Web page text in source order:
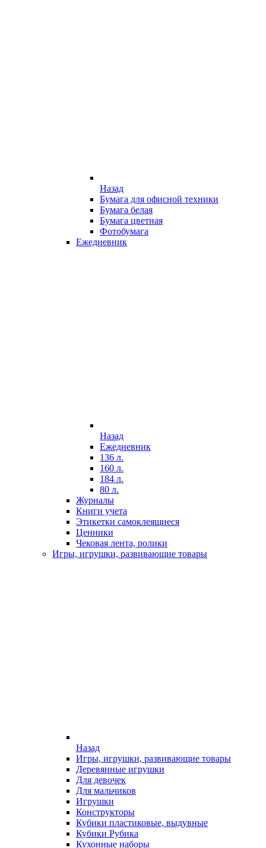
Назад
Бумага для офисной техники
Бумага белая
Бумага цветная
Фотобумага
Ежедневник
Назад
Ежедневник
136 л.
160 л.
184 л.
80 л.
Журналы
Книги учета
Этикетки самоклеящиеся
Ценники
Чековая лента, ролики
Игры, игрушки, развивающие товары
Назад
Игры, игрушки, развивающие товары
Деревянные игрушки
Для девочек
Для мальчиков
Игрушки
Конструкторы
Кубики пластиковые, выдувные
Кубики Рубика
Кухонные наборы